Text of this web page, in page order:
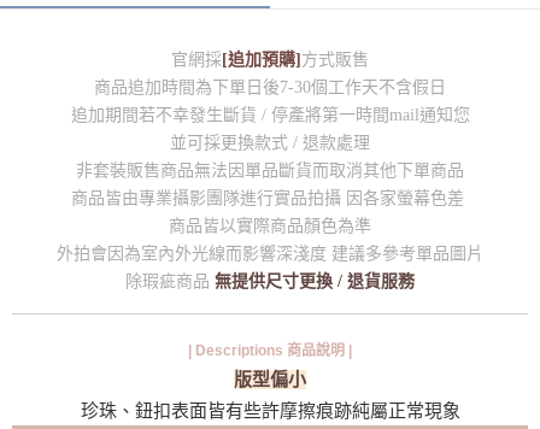
官網採[追加預購]方式販售
商品追加時間為下單日後7-30個工作天不含假日
追加期間若不幸發生斷貨 / 停產將第一時間mail通知您
並可採更換款式 / 退款處理
非套裝販售商品無法因單品斷貨而取消其他下單商品
商品皆由專業攝影團隊進行實品拍攝 因各家螢幕色差
商品皆以實際商品顏色為準
外拍會因為室內外光線而影響深淺度 建議多參考單品圖片
除瑕疵商品 無提供尺寸更換 / 退貨服務
| Descriptions 商品說明 |
版型偏小
珍珠、鈕扣表面皆有些許摩擦痕跡純屬正常現象